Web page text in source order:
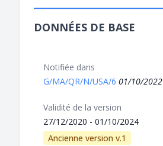
DONNÉES DE BASE
Notifiée dans
G/MA/QR/N/USA/6 01/10/2022
Validité de la version
27/12/2020 - 01/10/2024
Ancienne version v.1